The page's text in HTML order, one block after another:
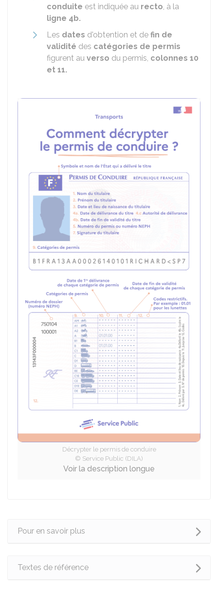
conduite est indiquée au recto, à la
ligne 4b.
Les dates d'obtention et de fin de
validité des catégories de permis
figurent au verso du permis, colonnes 10
et 11.
Décrypter le permis de conduire
© Service Public (DILA)
Voir la description longue
Pour en savoir plus
Textes de référence